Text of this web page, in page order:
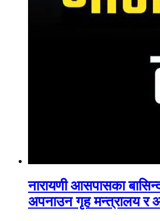
नारायणी आसपासका
अपनाउन गृह मन्त्रालय र